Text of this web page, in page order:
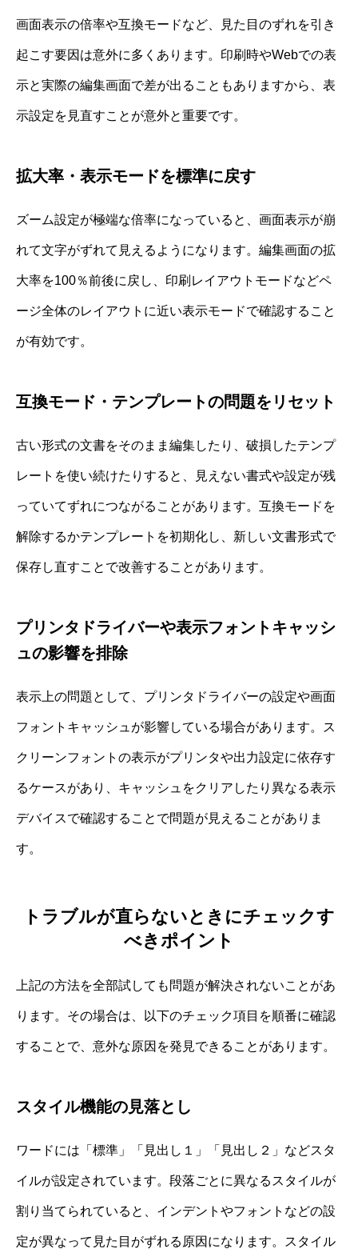
画面表示の倍率や互換モードなど、見た目のずれを引き
起こす要因は意外に多くあります。印刷時やWebでの表
示と実際の編集画面で差が出ることもありますから、表
示設定を見直すことが意外と重要です。
拡大率・表示モードを標準に戻す
ズーム設定が極端な倍率になっていると、画面表示が崩
れて文字がずれて見えるようになります。編集画面の拡
大率を100％前後に戻し、印刷レイアウトモードなどペ
ージ全体のレイアウトに近い表示モードで確認すること
が有効です。
互換モード・テンプレートの問題をリセット
古い形式の文書をそのまま編集したり、破損したテンプ
レートを使い続けたりすると、見えない書式や設定が残
っていてずれにつながることがあります。互換モードを
解除するかテンプレートを初期化し、新しい文書形式で
保存し直すことで改善することがあります。
プリンタドライバーや表示フォントキャッシ
ュの影響を排除
表示上の問題として、プリンタドライバーの設定や画面
フォントキャッシュが影響している場合があります。ス
クリーンフォントの表示がプリンタや出力設定に依存す
るケースがあり、キャッシュをクリアしたり異なる表示
デバイスで確認することで問題が見えることがありま
す。
トラブルが直らないときにチェックす
べきポイント
上記の方法を全部試しても問題が解決されないことがあ
ります。その場合は、以下のチェック項目を順番に確認
することで、意外な原因を発見できることがあります。
スタイル機能の見落とし
ワードには「標準」「見出し１」「見出し２」などスタ
イルが設定されています。段落ごとに異なるスタイルが
割り当てられていると、インデントやフォントなどの設
定が異なって見た目がずれる原因になります。スタイル